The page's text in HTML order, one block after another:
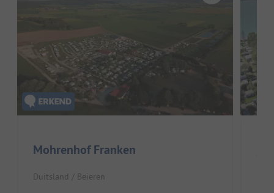
Mohrenhof Franken
Duitsland / Beieren